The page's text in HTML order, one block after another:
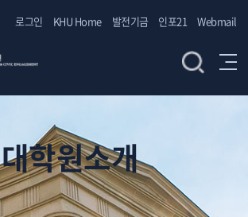
로그인 KHU Home 발전기금 인포21 Webmail
대학원소개